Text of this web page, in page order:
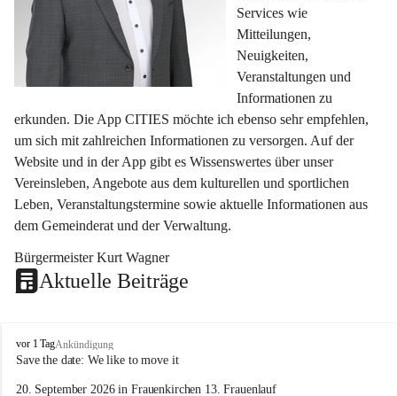
Services wie
Mitteilungen,
Neuigkeiten,
Veranstaltungen und
Informationen zu
erkunden. Die App CITIES möchte ich ebenso sehr empfehlen,
um sich mit zahlreichen Informationen zu versorgen. Auf der
Website und in der App gibt es Wissenswertes über unser
Vereinsleben, Angebote aus dem kulturellen und sportlichen
Leben, Veranstaltungstermine sowie aktuelle Informationen aus
dem Gemeinderat und der Verwaltung.
Bürgermeister Kurt Wagner
Aktuelle Beiträge
W
ö
t
vor 1 TagAnkündigung
Save the date: We like to move it
20. September 2026 in Frauenkirchen 13. Frauenlauf